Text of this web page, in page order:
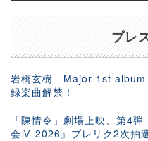
プレ
岩橋玄樹 Major 1st album
録楽曲解禁！
「陳情令」劇場上映、第4
会Ⅳ 2026』プレリク2次抽